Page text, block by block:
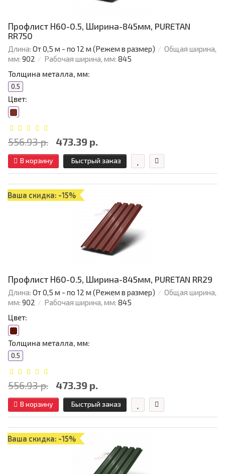
Профлист Н60-0.5, Ширина-845мм, PURETAN
RR750
Длина: От 0,5 м - по 12 м (Режем в размер)
Общая ширина,
мм: 902 Рабочая ширина, мм: 845
Толщина металла, мм:
0.5
Цвет:
556.93 р. 473.39 р.
В корзину Быстрый заказ
Ваша скидка: -15%
Профлист Н60-0.5, Ширина-845мм, PURETAN RR29
Длина: От 0,5 м - по 12 м (Режем в размер)
Общая ширина,
мм: 902 Рабочая ширина, мм: 845
Цвет:
Толщина металла, мм:
0.5
556.93 р. 473.39 р.
В корзину Быстрый заказ
Ваша скидка: -15%